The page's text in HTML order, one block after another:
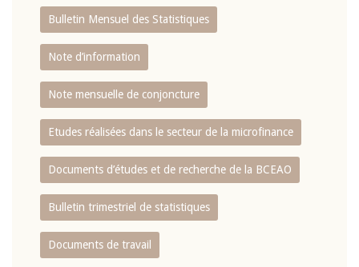
Bulletin Mensuel des Statistiques
Note d’information
Note mensuelle de conjoncture
Etudes réalisées dans le secteur de la microfinance
Documents d’études et de recherche de la BCEAO
Bulletin trimestriel de statistiques
Documents de travail